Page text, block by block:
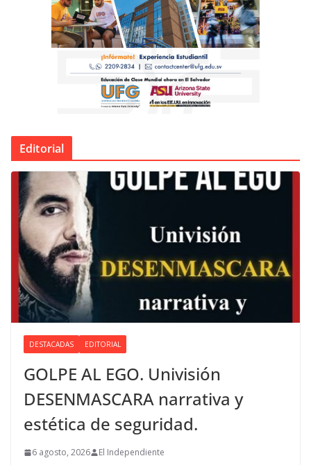
Editorial
DESTACADAS EDITORIAL
GOLPE AL EGO. Univisión
DESENMASCARA narrativa y
estética de seguridad.
6 agosto, 2026 El Independiente